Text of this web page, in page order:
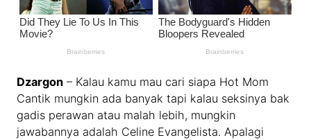
Dzargon – Kalau kamu mau cari siapa Hot Mom
Cantik mungkin ada banyak tapi kalau seksinya bak
gadis perawan atau malah lebih, mungkin
jawabannya adalah Celine Evangelista. Apalagi